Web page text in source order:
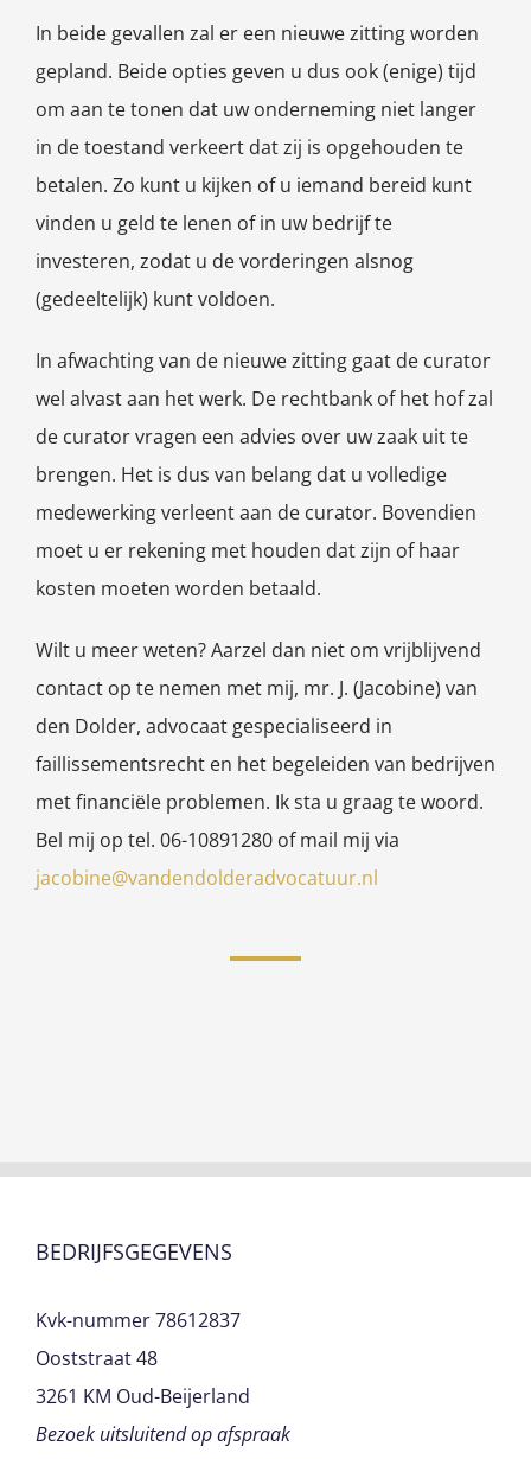
In beide gevallen zal er een nieuwe zitting worden
gepland. Beide opties geven u dus ook (enige) tijd
om aan te tonen dat uw onderneming niet langer
in de toestand verkeert dat zij is opgehouden te
betalen. Zo kunt u kijken of u iemand bereid kunt
vinden u geld te lenen of in uw bedrijf te
investeren, zodat u de vorderingen alsnog
(gedeeltelijk) kunt voldoen.
In afwachting van de nieuwe zitting gaat de curator
wel alvast aan het werk. De rechtbank of het hof zal
de curator vragen een advies over uw zaak uit te
brengen. Het is dus van belang dat u volledige
medewerking verleent aan de curator. Bovendien
moet u er rekening met houden dat zijn of haar
kosten moeten worden betaald.
Wilt u meer weten? Aarzel dan niet om vrijblijvend
contact op te nemen met mij, mr. J. (Jacobine) van
den Dolder, advocaat gespecialiseerd in
faillissementsrecht en het begeleiden van bedrijven
met financiële problemen. Ik sta u graag te woord.
Bel mij op tel. 06-10891280 of mail mij via
jacobine@vandendolderadvocatuur.nl
BEDRIJFSGEGEVENS
Kvk-nummer 78612837
Ooststraat 48
3261 KM Oud-Beijerland
Bezoek uitsluitend op afspraak